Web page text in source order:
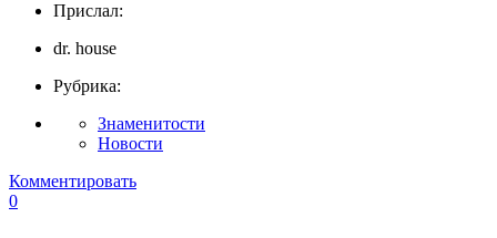
Прислал:
dr. house
Рубрика:
Знаменитости
Новости
Комментировать
0